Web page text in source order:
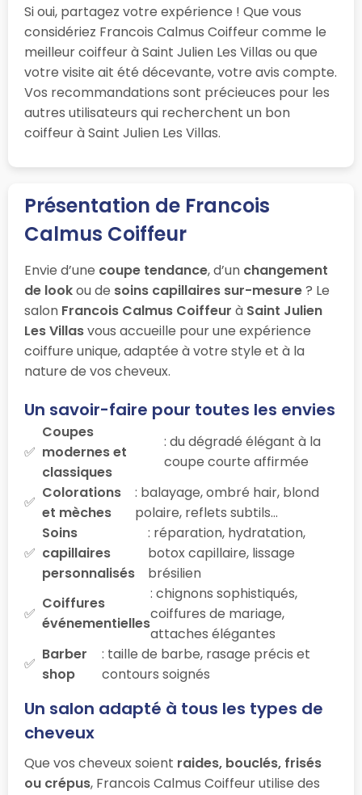
Si oui, partagez votre expérience ! Que vous
considériez Francois Calmus Coiffeur comme le
meilleur coiffeur à Saint Julien Les Villas ou que
votre visite ait été décevante, votre avis compte.
Vos recommandations sont précieuces pour les
autres utilisateurs qui recherchent un bon
coiffeur à Saint Julien Les Villas.
Présentation de Francois
Calmus Coiffeur
Envie d’une coupe tendance, d’un changement
de lookou de soins capillaires sur-mesure? Le
salon Francois Calmus Coiffeur à Saint Julien
Les Villasvous accueille pour une expérience
coiffure unique, adaptée à votre style et à la
nature de vos cheveux.
Un savoir-faire pour toutes les envies
Coupes
modernes et
classiques
: du dégradé élégant à la
coupe courte affirmée
Colorations
et mèches
: balayage, ombré hair, blond
polaire, reflets subtils…
Soins
capillaires
personnalisés
: réparation, hydratation,
botox capillaire, lissage
brésilien
Coiffures
événementielles
: chignons sophistiqués,
coiffures de mariage,
attaches élégantes
Barber
shop
: taille de barbe, rasage précis et
contours soignés
Un salon adapté à tous les types de
cheveux
Que vos cheveux soient raides, bouclés, frisés
ou crépus, Francois Calmus Coiffeur utilise des